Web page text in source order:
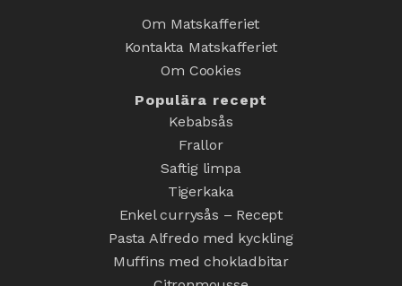
Om Matskafferiet
Kontakta Matskafferiet
Om Cookies
Populära recept
Kebabsås
Frallor
Saftig limpa
Tigerkaka
Enkel currysås – Recept
Pasta Alfredo med kyckling
Muffins med chokladbitar